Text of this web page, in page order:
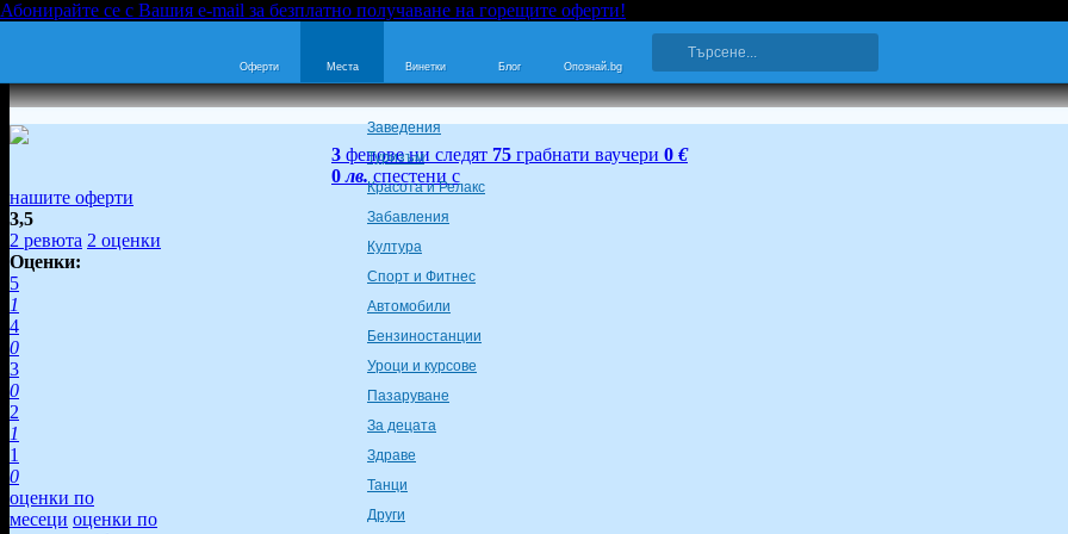
Абонирайте се с Вашия e-mail за безплатно получаване на горещите оферти!
Оферти Места Винетки Блог Опознай.bg
3 фенове ни следят 75 грабнати ваучери 0 €
0лв. спестени с
нашите оферти
3,5
2 ревюта 2 оценки
Оценки:
5
1
4
0
3
0
2
1
1
0
оценки по
месеци оценки по
Заведения
Туризъм
Красота и Релакс
Забавления
Култура
Спорт и Фитнес
Автомобили
Бензиностанции
Уроци и курсове
Пазаруване
За децата
Здраве
Танци
Други